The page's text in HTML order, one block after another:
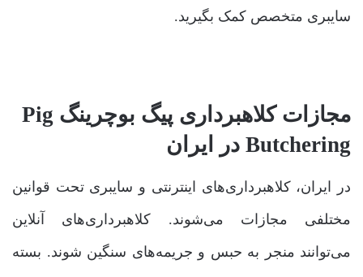
سایبری متخصص کمک بگیرید.
مجازات کلاهبرداری پیگ بوچرینگ Pig
Butchering در ایران
در ایران، کلاهبرداری‌های اینترنتی و سایبری تحت قوانین
مختلفی مجازات می‌شوند. کلاهبرداری‌های آنلاین
می‌توانند منجر به حبس و جریمه‌های سنگین شوند. بسته